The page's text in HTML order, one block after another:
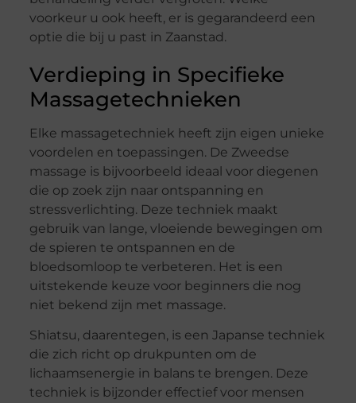
voorkeur u ook heeft, er is gegarandeerd een
optie die bij u past in Zaanstad.
Verdieping in Specifieke
Massagetechnieken
Elke massagetechniek heeft zijn eigen unieke
voordelen en toepassingen. De Zweedse
massage is bijvoorbeeld ideaal voor diegenen
die op zoek zijn naar ontspanning en
stressverlichting. Deze techniek maakt
gebruik van lange, vloeiende bewegingen om
de spieren te ontspannen en de
bloedsomloop te verbeteren. Het is een
uitstekende keuze voor beginners die nog
niet bekend zijn met massage.
Shiatsu, daarentegen, is een Japanse techniek
die zich richt op drukpunten om de
lichaamsenergie in balans te brengen. Deze
techniek is bijzonder effectief voor mensen